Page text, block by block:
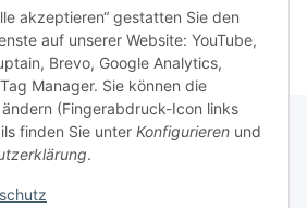
akzeptieren“ gestatten Sie den
auf unserer Website: YouTube,
Brevo, Google Analytics,
Manager. Sie können die
(Fingerabdruck-Icon links
finden Sie unter Konfigurieren und
.